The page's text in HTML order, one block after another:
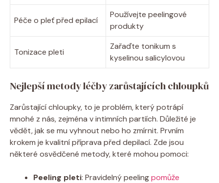
Péče o pleť před epilací
Používejte peelingové
produkty
Tonizace pleti
Zařaďte tonikum s
kyselinou salicylovou
Nejlepší metody léčby zarůstajících chloupků
Zarůstající chloupky, to je problém, který potrápí
mnohé z nás, zejména v intimních partiích. Důležité je
vědět, jak se mu vyhnout nebo ho zmírnit. Prvním
krokem je kvalitní příprava před depilací. Zde jsou
některé osvědčené metody, které mohou pomoci:
Peeling pleti: Pravidelný peelingpomůže